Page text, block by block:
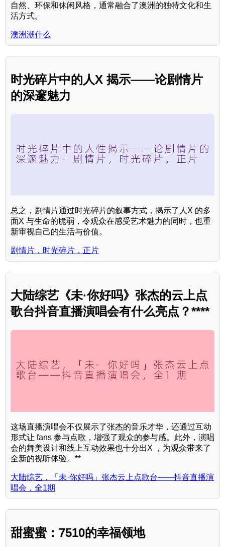
自然、环保和休闲风格，通常融合了澳洲的独特文化和生
活方式。
澳洲潮什么
时光碎片中的人X 揭示——论剧情片
的深邃魅力
总之，剧情片通过时光碎片的叙事方式，揭示了人X 的多
面X 与生命的脆弱，令观众在感受艺术魅力的同时，也重
新审视自己的生活与价值。
剧情片，时光碎片，正片
大陆综艺《未·你好吗》张杰的云上点
歌台抖音直播演唱会有什么亮点？****
这场直播演唱会不仅展示了张杰的音乐才华，还通过互动
形式让 fans 参与点歌，增强了观众的参与感。此外，演唱
会的舞美设计和线上互动效果也十分出X ，为观众带来了
全新的视听体验。**
大陆综艺，「未·你好吗」张杰云上点歌台——抖音直播演
唱会，全1期
甜蜜蜜：7510的幸福领地